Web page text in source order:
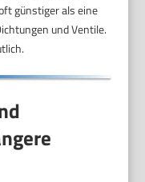
günstiger als eine
und Ventile.